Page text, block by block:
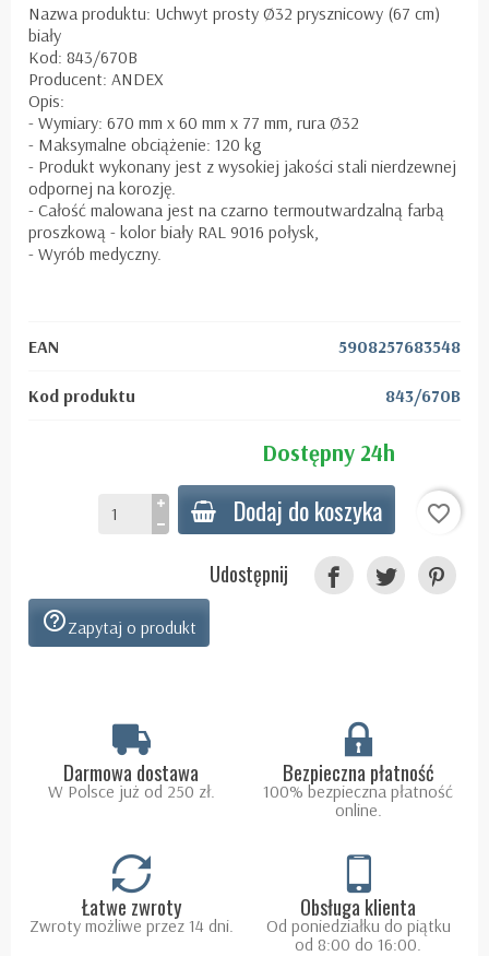
Nazwa produktu: Uchwyt prosty Ø32 prysznicowy (67 cm)
biały
Kod: 843/670B
Producent: ANDEX
Opis:
- Wymiary: 670 mm x 60 mm x 77 mm, rura Ø32
- Maksymalne obciążenie: 120 kg
- Produkt wykonany jest z wysokiej jakości stali nierdzewnej
odpornej na korozję.
- Całość malowana jest na czarno termoutwardzalną farbą
proszkową - kolor biały RAL 9016 połysk,
- Wyrób medyczny.
EAN 5908257683548
Kod produktu 843/670B
Dostępny 24h
Dodaj do koszyka favorite_border
Udostępnij
help_outlineZapytaj o produkt
Darmowa dostawa
W Polsce już od 250 zł.
Bezpieczna płatność
100% bezpieczna płatność
online.
Łatwe zwroty
Zwroty możliwe przez 14 dni.
Obsługa klienta
Od poniedziałku do piątku
od 8:00 do 16:00.